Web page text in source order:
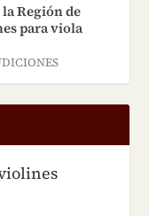
Región de
para viola